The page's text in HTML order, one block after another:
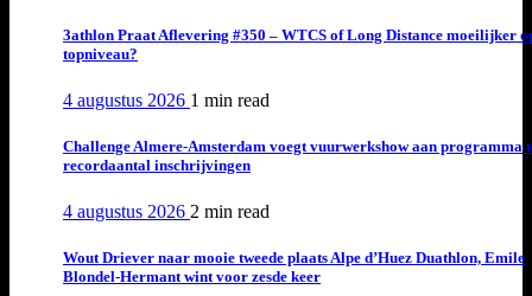
3athlon Praat Aflevering #350 – WTCS of Long Distance moeilijker
topniveau?
4 augustus 2026 1 min read
Challenge Almere-Amsterdam voegt vuurwerkshow aan programma
recordaantal inschrijvingen
4 augustus 2026 2 min read
Wout Driever naar mooie tweede plaats Alpe d’Huez Duathlon, Emile
Blondel-Hermant wint voor zesde keer